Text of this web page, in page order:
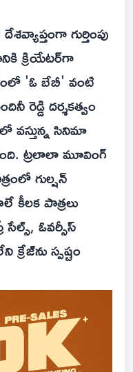
గుర్తింపు
క్రియేటర్‌గా
'ఓ బేబీ' వంటి
రెడ్డి దర్శకత్వం
వస్తున్న సినిమా
ట్రలాలా మూవింగ్
గుల్షన్
పాత్రలు
ఓవర్సీస్
స్పష్టం